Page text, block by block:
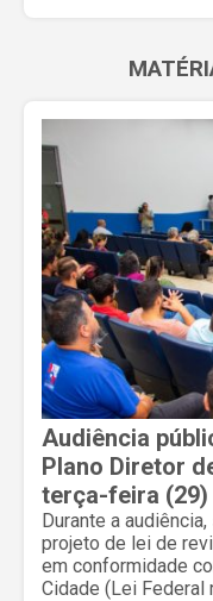
Audiência
Plano Diretor
terça-feira (29)
Durante a
projeto de lei de
em conformidade
Cidade (Lei Federal